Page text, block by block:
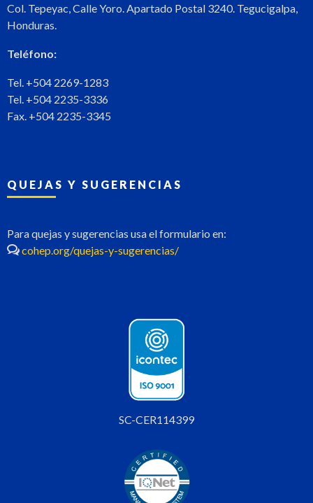
Col. Tepeyac, Calle Yoro. Apartado Postal 3240. Tegucigalpa,
Honduras.
Teléfono:
Tel. +504 2269-1283
Tel. +504 2235-3336
Fax. +504 2235-3345
QUEJAS Y SUGERENCIAS
Para quejas y sugerencias usa el formulario en:
cohep.org/quejas-y-sugerencias/
SC-CER114399